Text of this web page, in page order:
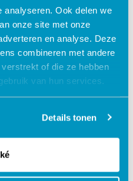
analyseren. Ook delen we
onze site met onze
en analyse. Deze
combineren met andere
of die ze hebben
van hun services.
Details tonen